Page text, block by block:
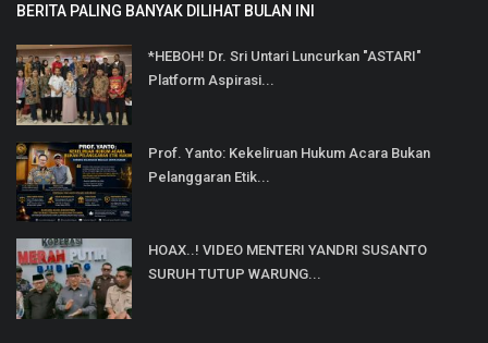
BERITA PALING BANYAK DILIHAT BULAN INI
*HEBOH! Dr. Sri Untari Luncurkan "ASTARI"
Platform Aspirasi...
Prof. Yanto: Kekeliruan Hukum Acara Bukan
Pelanggaran Etik...
HOAX..! VIDEO MENTERI YANDRI SUSANTO
SURUH TUTUP WARUNG...